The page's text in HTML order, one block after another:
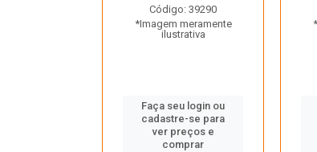
Código: 39290
*Imagem meramente
ilustrativa
Faça seu login ou
cadastre-se para
ver preços e
comprar